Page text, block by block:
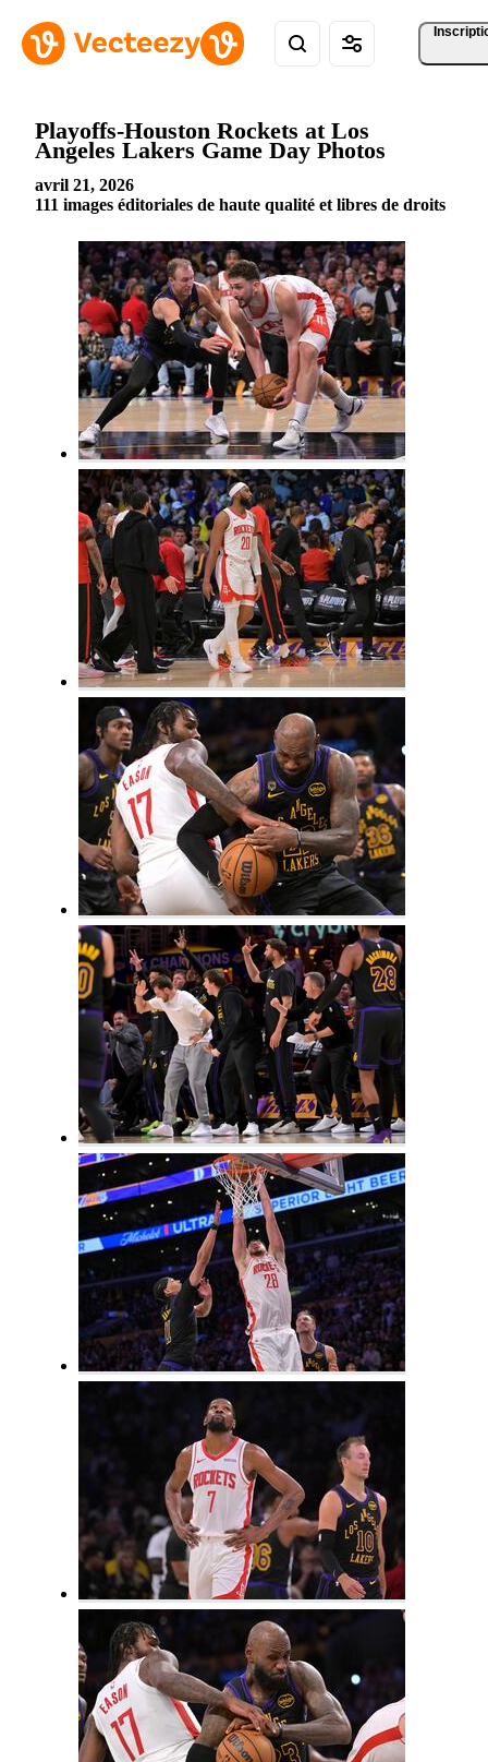
Playoffs-Houston Rockets at Los
Angeles Lakers Game Day Photos
avril 21, 2026
111 images éditoriales de haute qualité et libres de droits